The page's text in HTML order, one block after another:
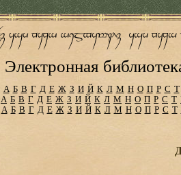
Электронная
А Б В Г Д Е Ж З И Й К Л М Н О П Р С Т
А Б В Г Д Е Ж З И Й К Л М Н О П Р С Т
А Б В Г Д Е Ж З И Й К Л М Н О П Р С Т